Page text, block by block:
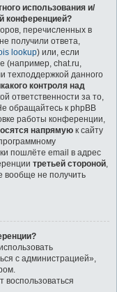
использования и/
конференцией?
перечисленных в
получили ответа,
lookup) или, если
(например, chat.ru,
техподдержкой данного
контроля над
ответственности за то,
обращайтесь к phpBB
работы конференции,
напрямую к сайту
пошлёте email в адрес
третьей стороной,
вообще не получить
с администрацией»,
воспользоваться